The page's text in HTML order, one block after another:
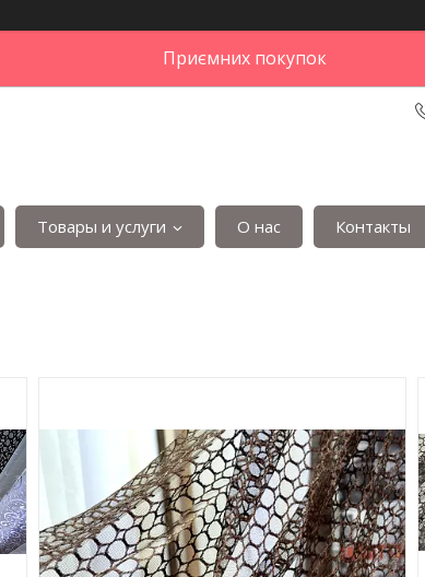
Приємних покупок
Товары и услуги О нас Контакты